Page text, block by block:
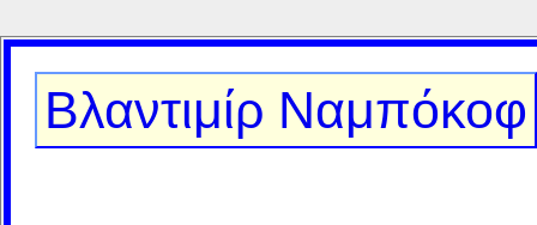
Βλαντιμίρ Ναμπόκοφ